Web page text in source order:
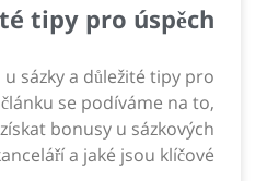
tipy pro úspěch?
u sázky a důležité tipy pro
se podíváme na to,
bonusy u sázkových
a jaké jsou klíčové...